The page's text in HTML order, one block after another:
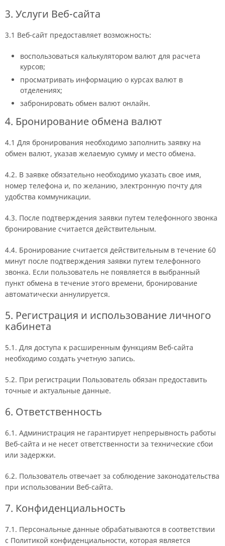
3. Услуги Веб-сайта
3.1 Веб-сайт предоставляет возможность:
воспользоваться калькулятором валют для расчета
курсов;
просматривать информацию о курсах валют в
отделениях;
забронировать обмен валют онлайн.
4. Бронирование обмена валют
4.1 Для бронирования необходимо заполнить заявку на
обмен валют, указав желаемую сумму и место обмена.
4.2. В заявке обязательно необходимо указать свое имя,
номер телефона и, по желанию, электронную почту для
удобства коммуникации.
4.3. После подтверждения заявки путем телефонного звонка
бронирование считается действительным.
4.4. Бронирование считается действительным в течение 60
минут после подтверждения заявки путем телефонного
звонка. Если пользователь не появляется в выбранный
пункт обмена в течение этого времени, бронирование
автоматически аннулируется.
5. Регистрация и использование личного
кабинета
5.1. Для доступа к расширенным функциям Веб-сайта
необходимо создать учетную запись.
5.2. При регистрации Пользователь обязан предоставить
точные и актуальные данные.
6. Ответственность
6.1. Администрация не гарантирует непрерывность работы
Веб-сайта и не несет ответственности за технические сбои
или задержки.
6.2. Пользователь отвечает за соблюдение законодательства
при использовании Веб-сайта.
7. Конфиденциальность
7.1. Персональные данные обрабатываются в соответствии
с Политикой конфиденциальности, которая является